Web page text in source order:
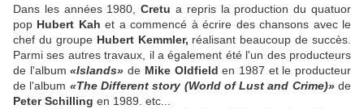
Dans les années 1980,Cretu a repris la production du quatuor
pop Hubert Kah et a commencé à écrire des chansons avec le
chef du groupe Hubert Kemmler, réalisant beaucoup de succès.
Parmi ses autres travaux, il a également été l'un des producteurs
de l'album«Islands» de Mike Oldfield en 1987 et le producteur
de l'album «The Different story (World of Lust and Crime)»de
Peter Schilling en 1989. etc...